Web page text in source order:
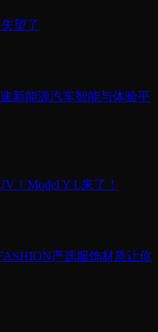
望了
新能源汽车智能与体验平
！Model Y L来了！
严选服饰材质让你